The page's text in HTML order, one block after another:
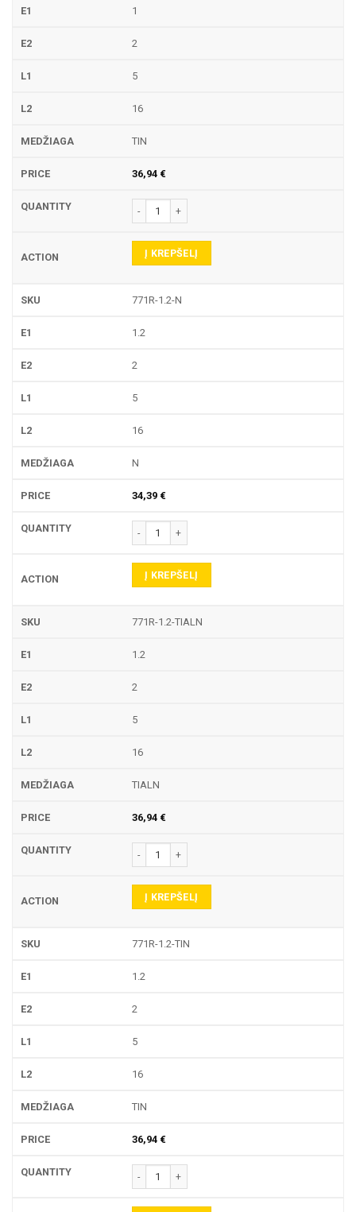
1
2
5
16
TIN
36,94 €
produkto kiekis: 771R TEKINIMO PLOKŠTELĖ
Į KREPŠELĮ
771R-1.2-N
1.2
2
5
16
N
34,39 €
produkto kiekis: 771R TEKINIMO PLOKŠTELĖ
Į KREPŠELĮ
771R-1.2-TIALN
1.2
2
5
16
TIALN
36,94 €
produkto kiekis: 771R TEKINIMO PLOKŠTELĖ
Į KREPŠELĮ
771R-1.2-TIN
1.2
2
5
16
TIN
36,94 €
produkto kiekis: 771R TEKINIMO PLOKŠTELĖ